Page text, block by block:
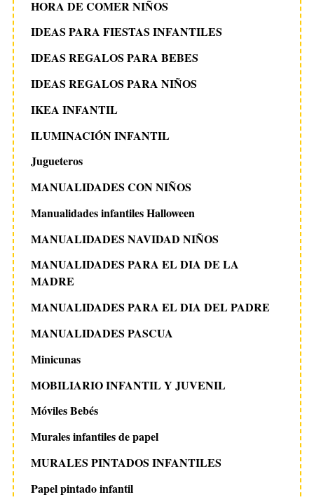
HORA DE COMER NIÑOS
IDEAS PARA FIESTAS INFANTILES
IDEAS REGALOS PARA BEBES
IDEAS REGALOS PARA NIÑOS
IKEA INFANTIL
ILUMINACIÓN INFANTIL
Jugueteros
MANUALIDADES CON NIÑOS
Manualidades infantiles Halloween
MANUALIDADES NAVIDAD NIÑOS
MANUALIDADES PARA EL DIA DE LA
MADRE
MANUALIDADES PARA EL DIA DEL PADRE
MANUALIDADES PASCUA
Minicunas
MOBILIARIO INFANTIL Y JUVENIL
Móviles Bebés
Murales infantiles de papel
MURALES PINTADOS INFANTILES
Papel pintado infantil